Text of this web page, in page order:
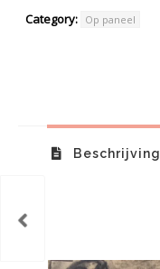
Category: Op paneel
Beschrijving